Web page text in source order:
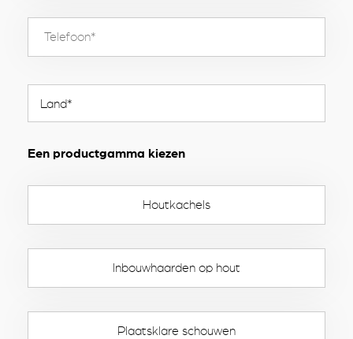
Een productgamma kiezen
Houtkachels
Inbouwhaarden op hout
Plaatsklare schouwen